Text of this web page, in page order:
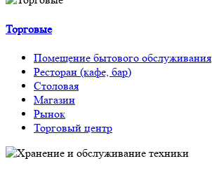
Торговые
Помещение бытового обслуживания
Ресторан (кафе, бар)
Столовая
Магазин
Рынок
Торговый центр